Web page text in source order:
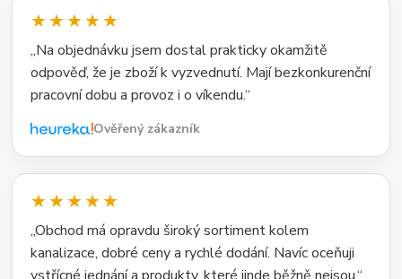
★★★★★
„Na objednávku jsem dostal prakticky okamžitě
odpověď, že je zboží k vyzvednutí. Mají bezkonkurenční
pracovní dobu a provoz i o víkendu.“
Ověřený zákazník
★★★★★
„Obchod má opravdu široký sortiment kolem
kanalizace, dobré ceny a rychlé dodání. Navíc oceňuji